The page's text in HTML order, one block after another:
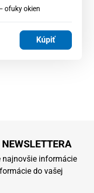
ofuky okien
Kúpiť
informácie
do vašej